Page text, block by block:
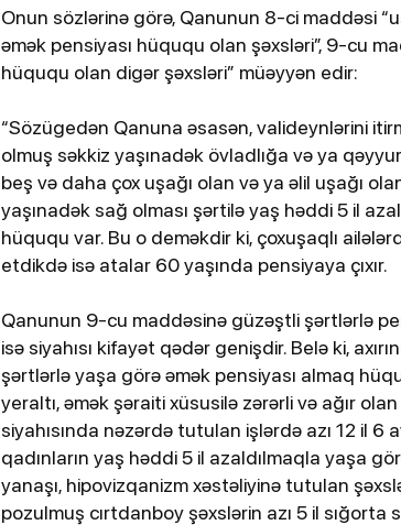
Onun sözlərinə görə, Qanunun 8-ci maddəsi
əmək pensiyası hüququ olan şəxsləri”, 9-cu
hüququ olan digər şəxsləri” müəyyən edir:
“Sözügedən Qanuna əsasən, valideynlərini
olmuş səkkiz yaşınadək övladlığa və ya
beş və daha çox uşağı olan və ya əlil uşağı
yaşınadək sağ olması şərtilə yaş həddi 5 il
hüququ var. Bu o deməkdir ki, çoxuşaqlı
etdikdə isə atalar 60 yaşında pensiyaya çıxır.
Qanunun 9-cu maddəsinə güzəştli şərtlərlə
isə siyahısı kifayət qədər genişdir. Belə ki,
şərtlərlə yaşa görə əmək pensiyası almaq
yeraltı, əmək şəraiti xüsusilə zərərli və ağır
siyahısında nəzərdə tutulan işlərdə azı 12 il 6
qadınların yaş həddi 5 il azaldılmaqla yaşa
yanaşı, hipovizqanizm xəstəliyinə tutulan
pozulmuş cırtdanboy şəxslərin azı 5 il